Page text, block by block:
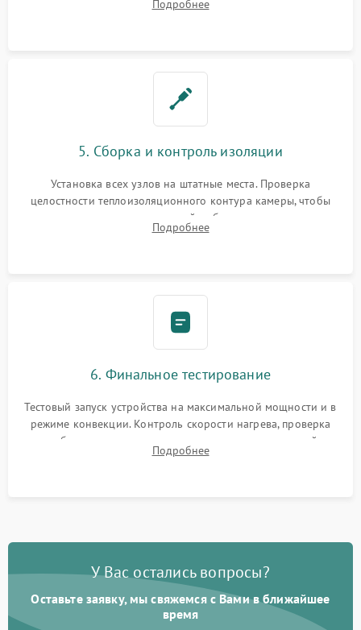
выгоревших реле, восстановление контактов и замена
Подробнее
5. Сборка и контроль изоляции
Установка всех узлов на штатные места. Проверка
целостности теплоизоляционного контура камеры, чтобы
исключить перегрев кухонной мебели и потерю тепла.
Надежная фиксация клемм и сборка корпуса шкафа.
Подробнее
6. Финальное тестирование
Тестовый запуск устройства на максимальной мощности и в
режиме конвекции. Контроль скорости нагрева, проверка
срабатывания термостата при достижении заданной
температуры и тест на отсутствие утечек тока.
Подробнее
У Вас остались вопросы?
Оставьте заявку, мы свяжемся с Вами в ближайшее
время